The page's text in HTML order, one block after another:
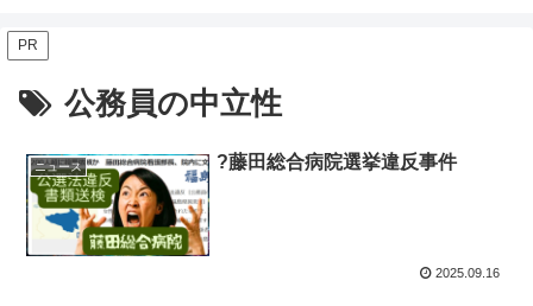
PR
公務員の中立性
ニュース ?藤田総合病院選挙違反事件
2025.09.16